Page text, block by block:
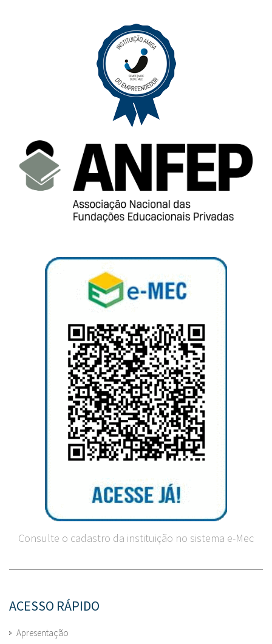
Consulte o cadastro da instituição no sistema e-Mec
ACESSO RÁPIDO
Apresentação